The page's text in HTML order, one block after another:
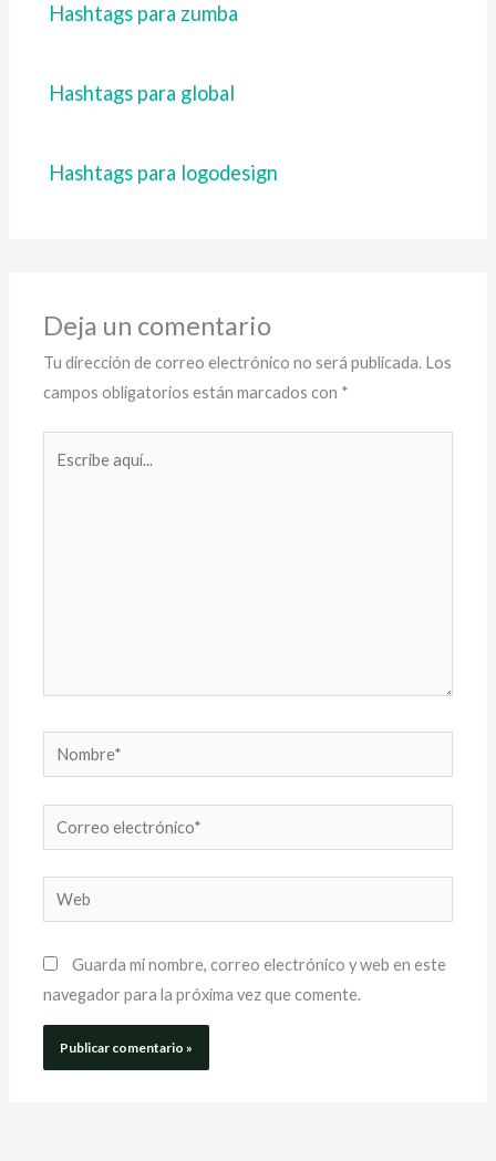
Hashtags para zumba
Hashtags para global
Hashtags para logodesign
Deja un comentario
Tu dirección de correo electrónico no será publicada. Los
campos obligatorios están marcados con *
Nombre*
Correo
electrónico*
Web
Guarda mi nombre, correo electrónico y web en este
navegador para la próxima vez que comente.